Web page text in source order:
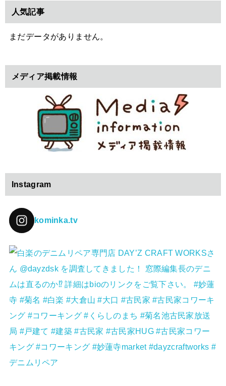
人気記事
まだデータがありません。
メディア掲載情報
Instagram
kominka.tv